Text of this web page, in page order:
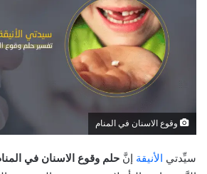
وقوع الاسنان في المنام
سيِّدتي الأنيقة إنَّ حلم وقوع الاسنان في